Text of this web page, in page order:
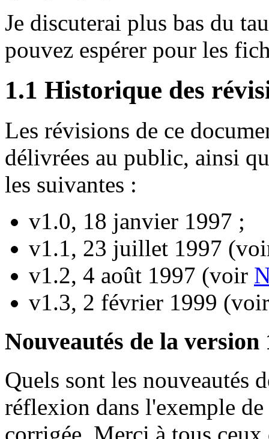
Je discuterai plus bas du
pouvez espérer pour les
1.1 Historique des
Les révisions de ce
délivrées au public, ainsi
les suivantes :
v1.0, 18 janvier 1997 ;
v1.1, 23 juillet 1997
v1.2, 4 août 1997 (voir
v1.3, 2 février 1999
Nouveautés de la version
Quels sont les nouveautés
réflexion dans l'exemple